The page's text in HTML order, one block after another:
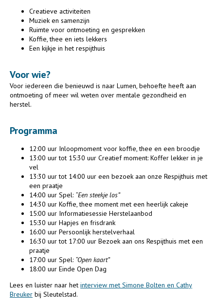
Creatieve activiteiten
Muziek en samenzijn
Ruimte voor ontmoeting en gesprekken
Koffie, thee en iets lekkers
Een kijkje in het respijthuis
Voor wie?
Voor iedereen die benieuwd is naar Lumen, behoefte heeft aan
ontmoeting of meer wil weten over mentale gezondheid en
herstel.
Programma
12:00 uur Inloopmoment voor koffie, thee en een broodje
13:00 uur tot 15:30 uur Creatief moment: Koffer lekker in je
vel
13:30 uur tot 14:00 uur een bezoek aan onze Respijthuis met
een praatje
14:00 uur Spel: “Een steekje los”
14:30 uur Koffie, thee moment met een heerlijk cakeje
15:00 uur Informatiesessie Herstelaanbod
15:30 uur Hapjes en frisdrank
16:00 uur Persoonlijk herstelverhaal
16:30 uur tot 17:00 uur Bezoek aan ons Respijthuis met een
praatje
17:00 uur Spel: “Open kaart”
18:00 uur Einde Open Dag
Lees en luister naar het interview met Simone Bolten en Cathy
Breuker bij Sleutelstad.